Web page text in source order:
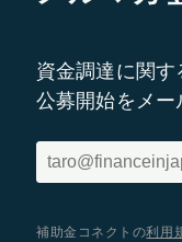
資金調達に関
公募開始をメー
補助金コネクトの利用